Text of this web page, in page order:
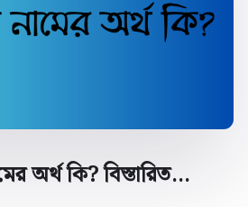
অর্থ কি? বিস্তারিত…